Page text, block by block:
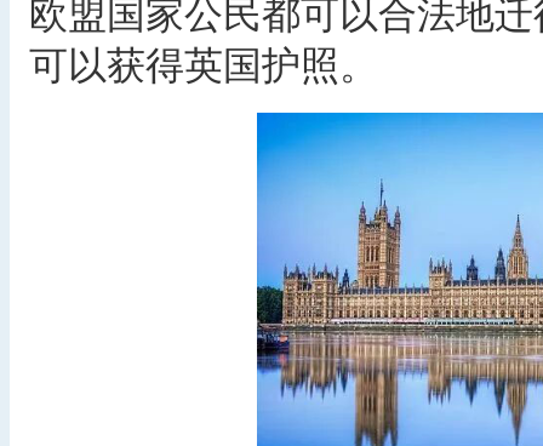
欧盟国家公民都可以合法地
可以获得英国护照。